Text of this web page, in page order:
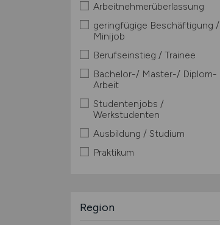
Arbeitnehmerüberlassung
geringfügige Beschäftigung /
Minijob
Berufseinstieg / Trainee
Bachelor-/ Master-/ Diplom-
Arbeit
Studentenjobs /
Werkstudenten
Ausbildung / Studium
Praktikum
Region